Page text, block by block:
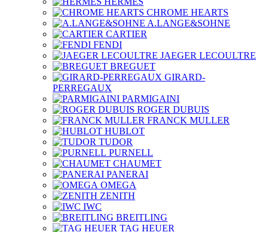
CHROME HEARTS
A.LANGE&SOHNE
CARTIER
FENDI
JAEGER LECOULTRE
BREGUET
GIRARD-
PERREGAUX
PARMIGAINI
ROGER DUBUIS
FRANCK MULLER
HUBLOT
TUDOR
PURNELL
CHAUMET
PANERAI
OMEGA
ZENITH
IWC
BREITLING
TAG HEUER